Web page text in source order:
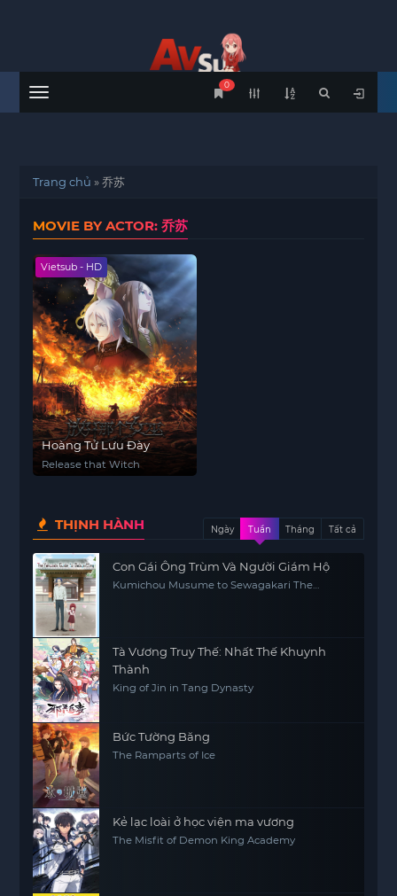
Menu
0
Trang chủ »乔苏
MOVIE BY ACTOR: 乔苏
Vietsub - HD
Hoàng Tử Lưu Đày
Release that Witch
THỊNH HÀNH Ngày Tuần Tháng Tất cả
Con Gái Ông Trùm Và Người Giám Hộ
Kumichou Musume to Sewagakari The
Tà Vương Truy Thế: Nhất Thế Khuynh
Thành
King of Jin in Tang Dynasty
Bức Tường Băng
The Ramparts of Ice
Kẻ lạc loài ở học viện ma vương
The Misfit of Demon King Academy